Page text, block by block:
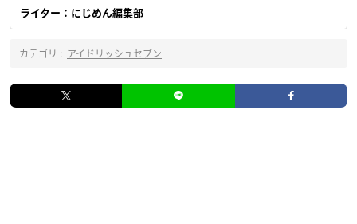
ライター：にじめん編集部
カテゴリ : アイドリッシュセブン